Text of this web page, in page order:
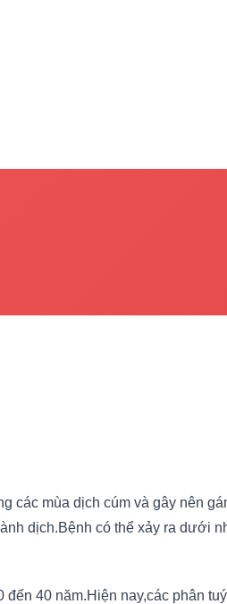
các mùa dịch cúm và gây nên
dịch.Bệnh có thể xảy ra
40 năm.Hiện nay,các phân